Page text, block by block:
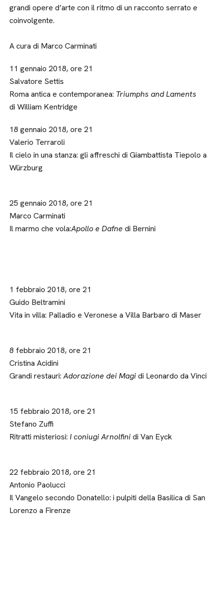
grandi opere d’arte con il ritmo di un racconto serrato e
coinvolgente.
A cura di Marco Carminati
11 gennaio 2018, ore 21
Salvatore Settis
Roma antica e contemporanea: Triumphs and Laments
di William Kentridge
18 gennaio 2018, ore 21
Valerio Terraroli
Il cielo in una stanza: gli affreschi di Giambattista Tiepolo a
Würzburg
25 gennaio 2018, ore 21
Marco Carminati
Il marmo che vola:Apollo e Dafnedi Bernini
1 febbraio 2018, ore 21
Guido Beltramini
Vita in villa: Palladio e Veronese a Villa Barbaro di Maser
8 febbraio 2018, ore 21
Cristina Acidini
Grandi restauri:Adorazione dei Magidi Leonardo da Vinci
15 febbraio 2018, ore 21
Stefano Zuffi
Ritratti misteriosi:I coniugi Arnolfinidi Van Eyck
22 febbraio 2018, ore 21
Antonio Paolucci
Il Vangelo secondo Donatello: i pulpiti della Basilica di San
Lorenzo a Firenze